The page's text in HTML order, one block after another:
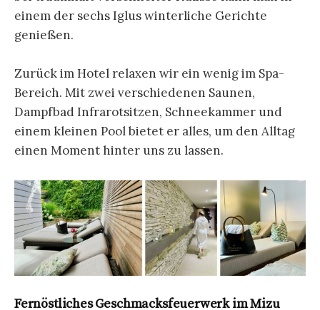
einem der sechs Iglus winterliche Gerichte
genießen.
Zurück im Hotel relaxen wir ein wenig im Spa-
Bereich. Mit zwei verschiedenen Saunen,
Dampfbad Infrarotsitzen, Schneekammer und
einem kleinen Pool bietet er alles, um den Alltag
einen Moment hinter uns zu lassen.
Fernöstliches Geschmacksfeuerwerk im Mizu